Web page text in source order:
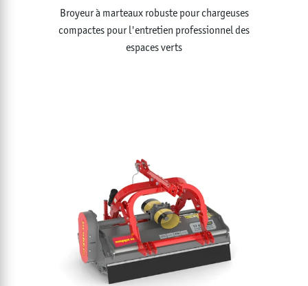
Broyeur à marteaux robuste pour chargeuses
compactes pour l'entretien professionnel des
espaces verts